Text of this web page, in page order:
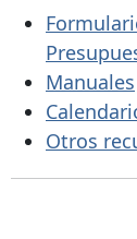
Manuales
Otros